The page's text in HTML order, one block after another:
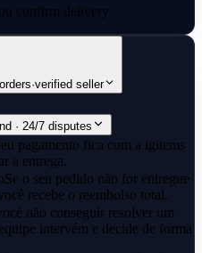
confirm delivery
·verified seller
· 24/7 disputes
pagamento fica com a igitems
a entrega.
Se o seu pedido não for entregue
recebe o reembolso total.
não conseguir resolver um
intervém e decide de forma